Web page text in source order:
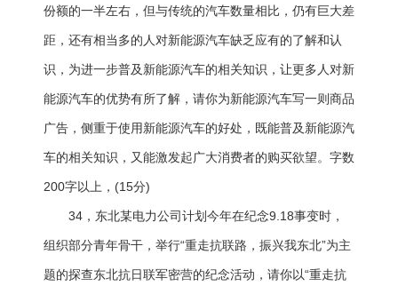
份额的一半左右，但与传统的汽车数量相比，仍有巨大差
距，还有相当多的人对新能源汽车缺乏应有的了解和认
识，为进一步普及新能源汽车的相关知识，让更多人对新
能源汽车的优势有所了解，请你为新能源汽车写一则商品
广告，侧重于使用新能源汽车的好处，既能普及新能源汽
车的相关知识，又能激发起广大消费者的购买欲望。字数
200字以上，(15分)
34，东北某电力公司计划今年在纪念9.18事变时，
组织部分青年骨干，举行“重走抗联路，振兴我东北”为主
题的探查东北抗日联军密营的纪念活动，请你以“重走抗